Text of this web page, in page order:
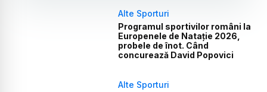
Alte Sporturi
Programul sportivilor români la
Europenele de Natație 2026,
probele de înot. Când
concurează David Popovici
Alte Sporturi